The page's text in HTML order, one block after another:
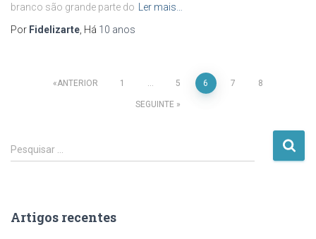
branco são grande parte do
Ler mais…
Por Fidelizarte , Há 10 anos
Paginação
conteúdos
ANTERIOR 1 5 6 7 8
SEGUINTE
P
e
i
Pesquisar …
Artigos recentes